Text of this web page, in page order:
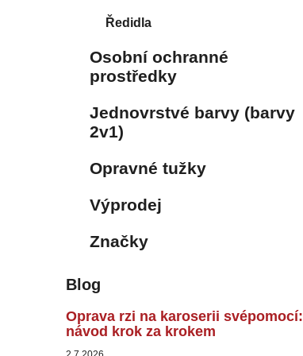
Ředidla
Osobní ochranné
prostředky
Jednovrstvé barvy (barvy
2v1)
Opravné tužky
Výprodej
Značky
Blog
Oprava rzi na karoserii svépomocí:
návod krok za krokem